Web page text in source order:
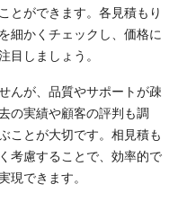
とができます。各見積もり
細かくチェックし、価格に
目しましょう。
んが、品質やサポートが疎
の実績や顧客の評判も調
ことが大切です。相見積も
考慮することで、効率的で
現できます。